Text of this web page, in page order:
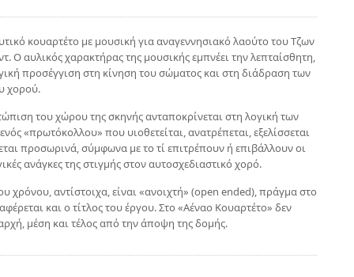
κουαρτέτο με μουσική για αναγεννησιακό λαούτο του Τζων
Ο αυλικός χαρακτήρας της μουσικής εμπνέει την λεπταίσθητη,
προσέγγιση στη κίνηση του σώματος και στη διάδραση των
χορού.
του χώρου της σκηνής ανταποκρίνεται στη λογική των
«πρωτόκολλου» που υιοθετείται, ανατρέπεται, εξελίσσεται
προσωρινά, σύμφωνα με το τί επιτρέπουν ή επιβάλλουν οι
ανάγκες της στιγμής στον αυτοσχεδιαστικό χορό.
χρόνου, αντίστοιχα, είναι «ανοιχτή» (open ended), πράγμα στο
και ο τίτλος του έργου. Στο «Αέναο Κουαρτέτο» δεν
μέση και τέλος από την άποψη της δομής.